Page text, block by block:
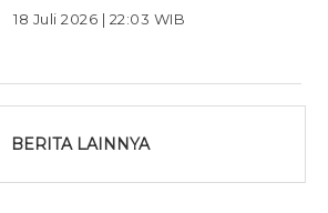
18 Juli 2026 | 22:03 WIB
BERITA LAINNYA